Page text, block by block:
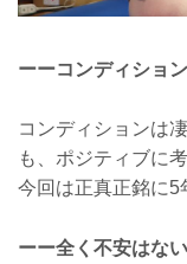
ーーコンディショ
コンディションは
も、ポジティブに
今回は正真正銘に5
ーー全く不安はな